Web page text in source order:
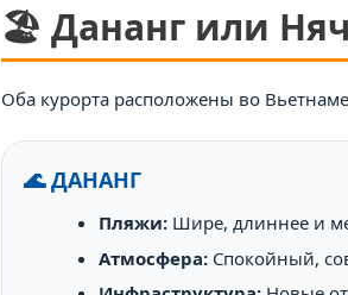
🏖️ Дананг или
Оба курорта расположены во
🌊 ДАНАНГ
Пляжи: Шире, длиннее и
Атмосфера: Спокойный,